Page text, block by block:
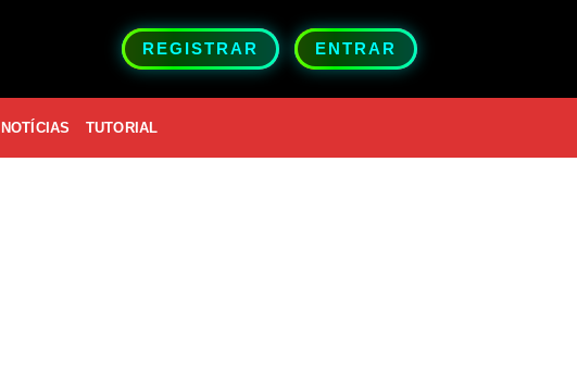
REGISTRAR ENTRAR
NOTÍCIAS TUTORIAL